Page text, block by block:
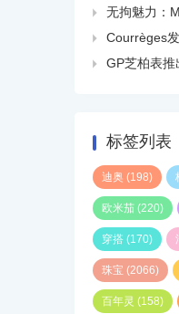

无拘魅力：

Courrèges

GP芝柏表
标签列表
迪奥 (198)
欧米茄 (220)
穿搭 (170)
珠宝 (2066)
百年灵 (158)